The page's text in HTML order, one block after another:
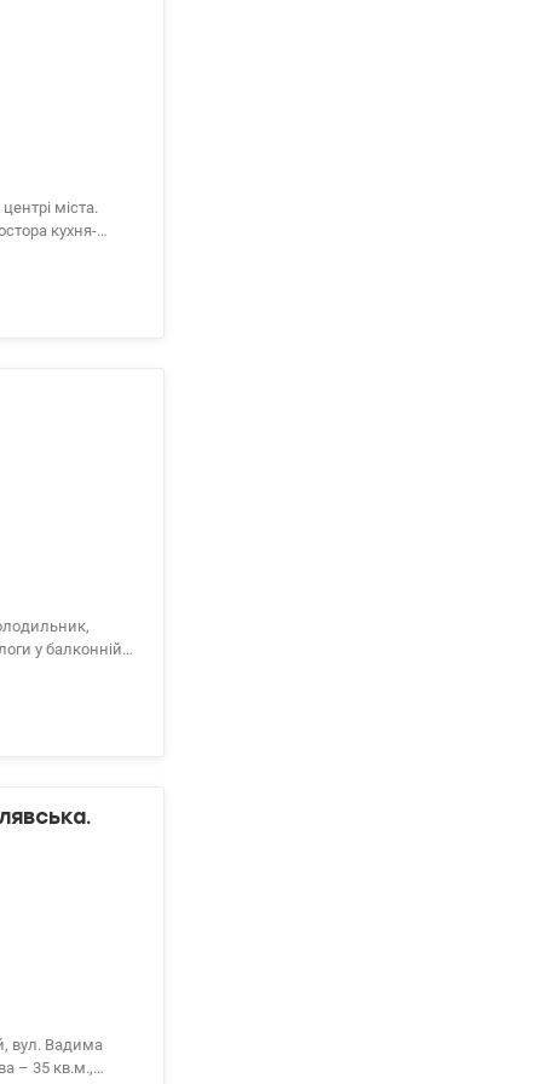
міста.
кухня-
у балконній
вул. Вадима
– 35 кв.м.,